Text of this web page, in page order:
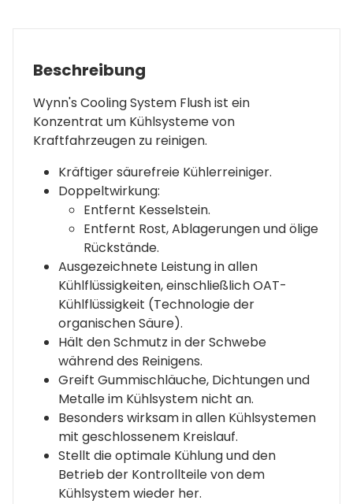
Beschreibung
Wynn's Cooling System Flush ist ein
Konzentrat um Kühlsysteme von
Kraftfahrzeugen zu reinigen.
Kräftiger säurefreie Kühlerreiniger.
Doppeltwirkung:
Entfernt Kesselstein.
Entfernt Rost, Ablagerungen und ölige
Rückstände.
Ausgezeichnete Leistung in allen
Kühlflüssigkeiten, einschließlich OAT-
Kühlflüssigkeit (Technologie der
organischen Säure).
Hält den Schmutz in der Schwebe
während des Reinigens.
Greift Gummischläuche, Dichtungen und
Metalle im Kühlsystem nicht an.
Besonders wirksam in allen Kühlsystemen
mit geschlossenem Kreislauf.
Stellt die optimale Kühlung und den
Betrieb der Kontrollteile von dem
Kühlsystem wieder her.